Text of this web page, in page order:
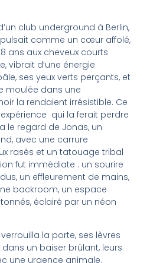
club underground à Berlin,
comme un cœur affolé,
ans aux cheveux courts
vibrait d’une énergie
ses yeux verts perçants, et
moulée dans une
la rendaient irrésistible. Ce
qui la ferait perdre
le regard de Jonas, un
avec une carrure
rasés et un tatouage tribal
fut immédiate : un sourire
un effleurement de mains,
backroom, un espace
éclairé par un néon
la porte, ses lèvres
un baiser brûlant, leurs
une urgence animale.